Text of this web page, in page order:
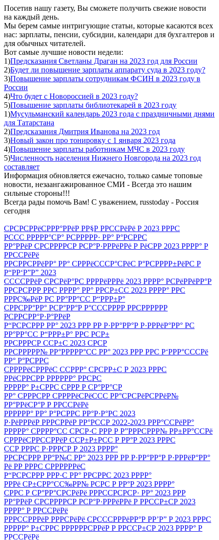
Посетив нашу газету, Вы сможете получить свежие новости
на каждый день.
Мы берем самые интригующие статьи, которые касаются всех
нас: зарплаты, пенсии, субсидии, календари для бухгалтеров и
для обычных читателей.
Вот самые лучшие новости недели:
1)Предсказания Светланы Драган на 2023 год для России
2)Будет ли повышение зарплаты аппарату суда в 2023 году?
3)Повышение зарплаты сотрудникам ФСИН в 2023 году в
России
4)Что будет с Новороссией в 2023 году?
5)Повышение зарплаты библиотекарей в 2023 году
1)Мусульманский календарь 2023 года с праздничными днями
для Татарстана
2)Предсказания Дмитрия Иванова на 2023 год
3)Новый закон про тонировку с 1 января 2023 года
4)Повышение зарплаты работникам МЧС в 2023 году
5)Численность населения Нижнего Новгорода на 2023 год
составляет
Информация обновляется ежечасно, только самые топовые
новости, незаангажированное СМИ - Всегда это нашим
сильные стороны!!!
Всегда рады помочь Вам! С уважением, russtoday - Россия
сегодня
СРСРСРРёСРРР°РРёР РР§Р РРССРёРё Р 2023 РРРС
РССС РРРРР°СР° РСРРРРР· РР° Р°РСРРС
РР°РРёР СРСРРРРСР РСР°Р·РРРёРРё Р РёСРР 2023 РРРР° Р
РРССРёРё
РРСРРСРРёРР° РР° СРРРёСССР°СРёС Р°РСРРРР±РёРС Р
Р“РР‘Р”Р” 2023
ССССРРёР СРСРёР°РС РРРРёРРРё 2023 РРРР° РСРёРРёРР°Р
РРСРСРРР РРС РРРР° РР° РРСР±СС 2023 РРРР° РРС
РРРС‰РёР РС РР°РР°СС Р“РРР±Р°
СРРСРР°РР° РСР°РР°Р Р°СССРРРР РРСРРРРРР
РСРРСРР°Р·Р°РРёР
Р“РСРСРРР РР° 2023 РРР РР Р·РР°РР°Р Р·РРРёР°РР° РС
РР°РР°СС Р“РРР±Р° РРС РСР±
РРСРРРСР ССР±С 2023 СРСР
РРСРРРРР№ РР°РРРРР°СС РР° 2023 РРР РРС Р‘РРР°СССРё
РР° Р°РСРРС
СРРРРёСРРРёС ССРРР° СРСРР±С Р 2023 РРРС
РРёСРРСРР РРРРРР° РРСРС
РРРРР° Р±СРРС СРРР Р СР°РР°СР
РР° СРРРСРР СРРРРёСРёССС РР°СРСРёРСРРёР№
РР°РРёСР°Р Р РРССРёРё
РРРРРР° РР° Р°РСРРС РР°Р·Р°РС 2023
Р·РёРРРёР РРРСРРёР РР°РССР 2022-2023 РРР°ССРёРР°
РРРРР° СРРРР°СС СРСР·С РРР Р Р”РРРСРРР№ РР±РР°ССРё
СРРРёСРРССРРёР ССР±Р±РСС Р РР°Р 2023 РРРС
ССР РРРС Р·РРРСР Р 2023 РРРР°
РРСРСРРР РР°Р№С РР° 2023 РРР РР Р·РР°РР°Р Р·РРРёР°РР°
Рё РР РРРС СРРРРРРёС
Р“РСРСРРР РРР·С РР° РРСРРС 2023 РРРР°
РРРё СР±СРР°СС‰РР№ РСРС Р РР°Р 2023 РРРР°
СРРС Р СР°РР°СРСРёРё РРРССРСРСР· РР° 2023 РРР
РР°РРёР СРСРРРРСР РСР°Р·РРРёРРё Р РРССР±СР 2023
РРРР° Р РРССРёРё
РРРССРРРёР РРРСРёРё СРСССРРРёРР°Р РР’Р” Р 2023 РРРС
РРРРР° Р±СРРС РРРРРРСРРёР Р РРССР±СР 2023 РРРР° Р
РРССРёРё